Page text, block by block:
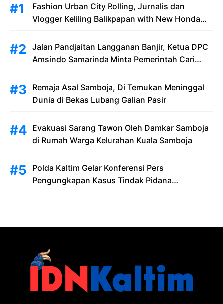
Fashion Urban City Rolling, Jurnalis dan
Vlogger Keliling Balikpapan with New Honda
Jalan Pandjaitan Langganan Banjir, Ketua DPC
Amsindo Samarinda Minta Pemerintah Cari
Masyarakat Terjebak Banjir
Remaja Asal Samboja, Di Temukan Meninggal
Dunia di Bekas Lubang Galian Pasir
Evakuasi Sarang Tawon Oleh Damkar Samboja
di Rumah Warga Kelurahan Kuala Samboja
Polda Kaltim Gelar Konferensi Pers
Pengungkapan Kasus Tindak Pidana